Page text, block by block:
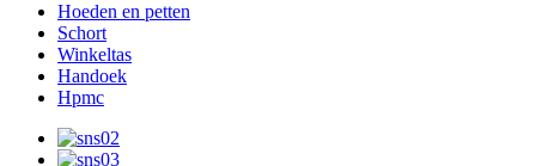
Hoeden en petten
Schort
Winkeltas
Handoek
Hpmc